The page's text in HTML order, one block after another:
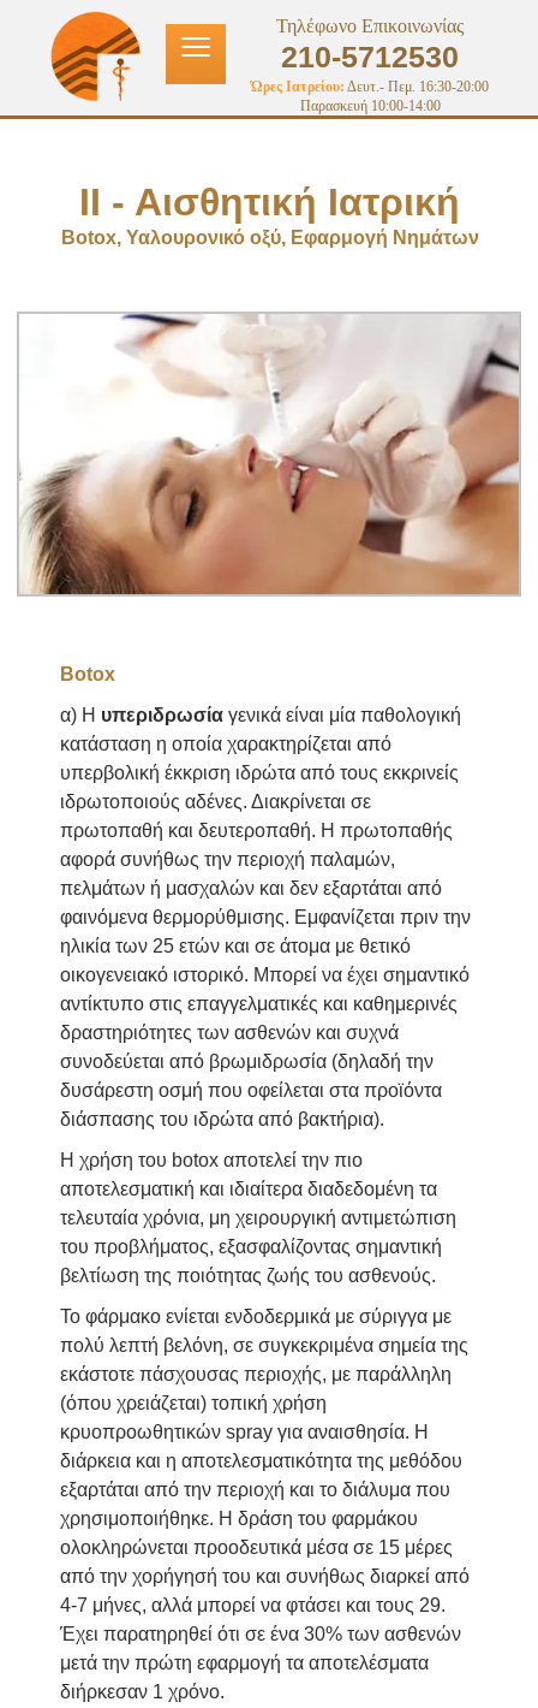
≡ Τηλέφωνο Επικοινωνίας
210-5712530
Ώρες Ιατρείου: Δευτ.- Πεμ. 16:30-20:00
Παρασκευή 10:00-14:00
IΙ - Αισθητική Ιατρική
Botox, Υαλουρονικό οξύ, Εφαρμογή Νημάτων
Botox
α) Η υπεριδρωσία γενικά είναι μία παθολογική
κατάσταση η οποία χαρακτηρίζεται από
υπερβολική έκκριση ιδρώτα από τους εκκρινείς
ιδρωτοποιούς αδένες. Διακρίνεται σε
πρωτοπαθή και δευτεροπαθή. Η πρωτοπαθής
αφορά συνήθως την περιοχή παλαμών,
πελμάτων ή μασχαλών και δεν εξαρτάται από
φαινόμενα θερμορύθμισης. Εμφανίζεται πριν την
ηλικία των 25 ετών και σε άτομα με θετικό
οικογενειακό ιστορικό. Μπορεί να έχει σημαντικό
αντίκτυπο στις επαγγελματικές και καθημερινές
δραστηριότητες των ασθενών και συχνά
συνοδεύεται από βρωμιδρωσία (δηλαδή την
δυσάρεστη οσμή που οφείλεται στα προϊόντα
διάσπασης του ιδρώτα από βακτήρια).
Η χρήση του botox αποτελεί την πιο
αποτελεσματική και ιδιαίτερα διαδεδομένη τα
τελευταία χρόνια, μη χειρουργική αντιμετώπιση
του προβλήματος, εξασφαλίζοντας σημαντική
βελτίωση της ποιότητας ζωής του ασθενούς.
Το φάρμακο ενίεται ενδοδερμικά με σύριγγα με
πολύ λεπτή βελόνη, σε συγκεκριμένα σημεία της
εκάστοτε πάσχουσας περιοχής, με παράλληλη
(όπου χρειάζεται) τοπική χρήση
κρυοπροωθητικών spray για αναισθησία. Η
διάρκεια και η αποτελεσματικότητα της μεθόδου
εξαρτάται από την περιοχή και το διάλυμα που
χρησιμοποιήθηκε. Η δράση του φαρμάκου
ολοκληρώνεται προοδευτικά μέσα σε 15 μέρες
από την χορήγησή του και συνήθως διαρκεί από
4-7 μήνες, αλλά μπορεί να φτάσει και τους 29.
Έχει παρατηρηθεί ότι σε ένα 30% των ασθενών
μετά την πρώτη εφαρμογή τα αποτελέσματα
διήρκεσαν 1 χρόνο.